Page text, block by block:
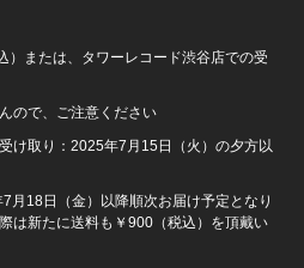
または、タワーレコード渋谷店での受
ので、ご注意ください
け取り：2025年7月15日（火）の夕方以
18日（金）以降順次お届け予定となり
は新たに送料も￥900（税込）を頂戴い